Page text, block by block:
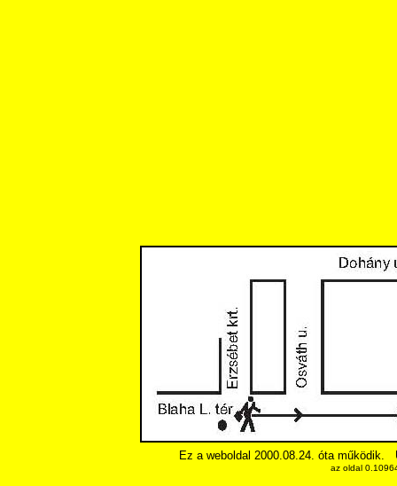
Ez a weboldal 2000.08.24. óta működik.
az oldal